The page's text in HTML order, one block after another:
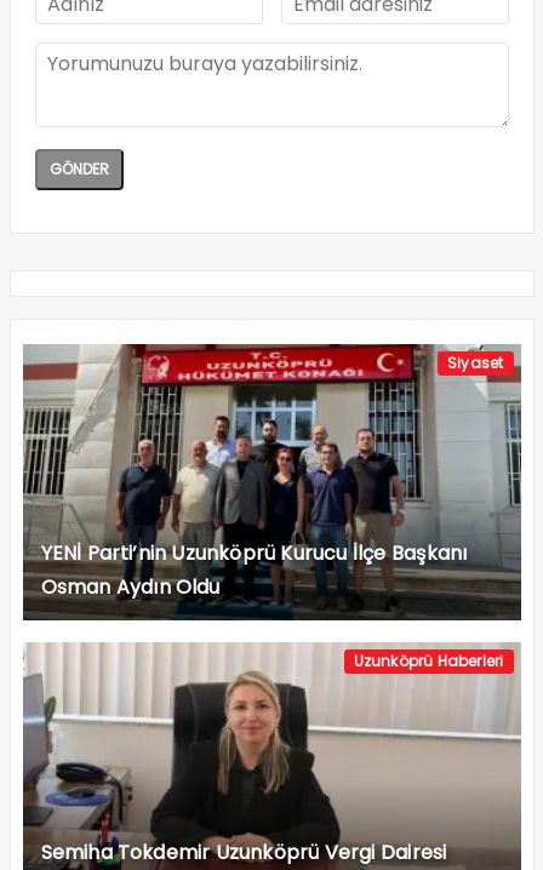
Siyaset
YENİ Parti’nin Uzunköprü Kurucu İlçe Başkanı
Osman Aydın Oldu
Uzunköprü Haberleri
Semiha Tokdemir Uzunköprü Vergi Dairesi